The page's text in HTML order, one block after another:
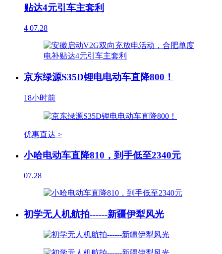
贴达4元引车主套利
4 07.28
京东绿源S35D锂电电动车直降800！
18小时前
优惠直达 >
小哈电动车直降810，到手低至2340元
07.28
初学无人机航拍------新疆伊犁风光